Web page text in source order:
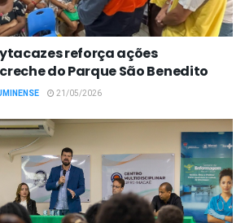
reforça ações
do Parque São Benedito
21/05/2026